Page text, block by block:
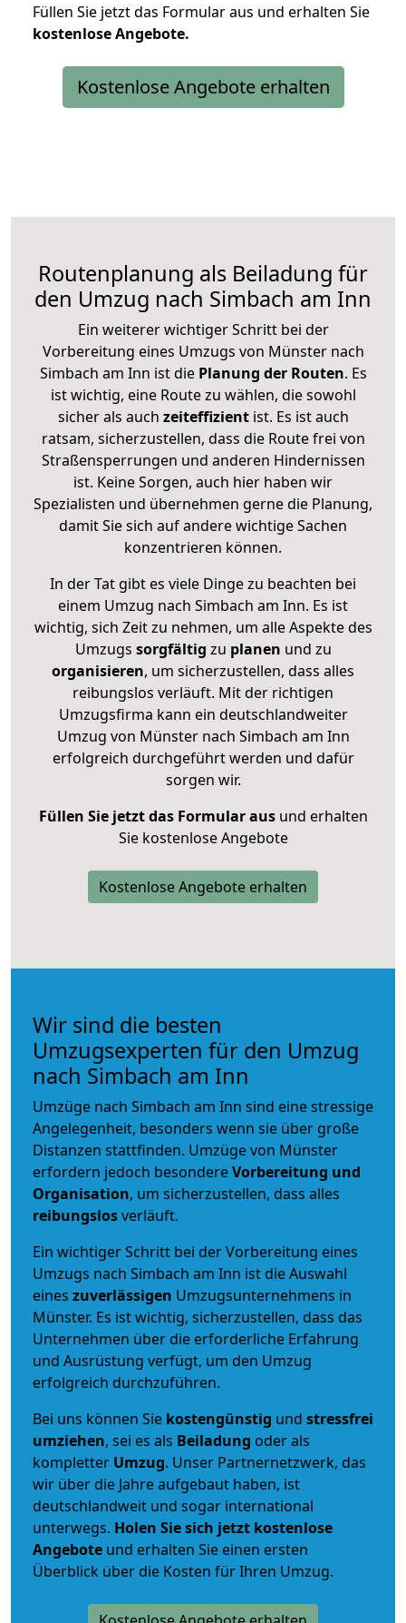
Füllen Sie jetzt das Formular aus und erhalten Sie
kostenloseAngebote.
Kostenlose Angebote erhalten
Routenplanung als Beiladung für
den Umzug nach Simbach am Inn
Ein weiterer wichtiger Schritt bei der
Vorbereitung eines Umzugs von Münster nach
Simbach am Inn ist diePlanung der Routen. Es
ist wichtig, eine Route zu wählen, die sowohl
sicher als auch zeiteffizientist. Es ist auch
ratsam, sicherzustellen, dass die Route frei von
Straßensperrungen und anderen Hindernissen
ist. Keine Sorgen, auch hier haben wir
Spezialisten und übernehmen gerne die Planung,
damit Sie sich auf andere wichtige Sachen
konzentrieren können.
In der Tat gibt es viele Dinge zu beachten bei
einem Umzug nach Simbach am Inn. Es ist
wichtig, sich Zeit zu nehmen, um alle Aspekte des
Umzugs sorgfältig zu planen und zu
organisieren, um sicherzustellen, dass alles
reibungslos verläuft. Mit der richtigen
Umzugsfirma kann ein deutschlandweiter
Umzug von Münster nach Simbach am Inn
erfolgreich durchgeführt werden und dafür
sorgen wir.
Füllen Sie jetzt das Formular ausund erhalten
Sie kostenlose Angebote
Kostenlose Angebote erhalten
Wir sind die besten
Umzugsexperten für den Umzug
nach Simbach am Inn
Umzüge nach Simbach am Inn sind eine stressige
Angelegenheit, besonders wenn sie über große
Distanzen stattfinden. Umzüge von Münster
erfordern jedoch besondereVorbereitung und
Organisation, um sicherzustellen, dass alles
reibungslosverläuft.
Ein wichtiger Schritt bei der Vorbereitung eines
Umzugs nach Simbach am Inn ist die Auswahl
eines zuverlässigen Umzugsunternehmens in
Münster. Es ist wichtig, sicherzustellen, dass das
Unternehmen über die erforderliche Erfahrung
und Ausrüstung verfügt, um den Umzug
erfolgreich durchzuführen.
Bei uns können Sie kostengünstig und stressfrei
umziehen, sei es als Beiladung oder als
kompletter Umzug. Unser Partnernetzwerk, das
wir über die Jahre aufgebaut haben, ist
deutschlandweit und sogar international
unterwegs. Holen Sie sich jetzt kostenlose
Angebote und erhalten Sie einen ersten
Überblick über die Kosten für Ihren Umzug.